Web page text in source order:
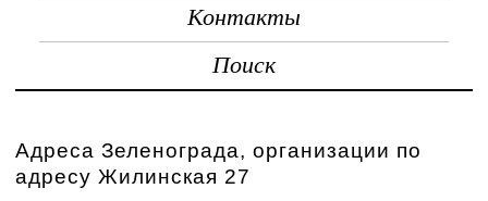
Контакты
Поиск
Адреса Зеленограда, организации по
адресу Жилинская 27